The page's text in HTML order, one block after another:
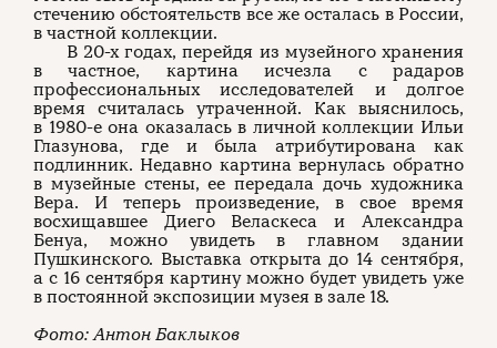
стечению обстоятельств все же осталась в России,
в частной коллекции.
В 20-х годах, перейдя из музейного хранения
в частное, картина исчезла с радаров
профессиональных исследователей и долгое
время считалась утраченной. Как выяснилось,
в 1980-е она оказалась в личной коллекции Ильи
Глазунова, где и была атрибутирована как
подлинник. Недавно картина вернулась обратно
в музейные стены, ее передала дочь художника
Вера. И теперь произведение, в свое время
восхищавшее Диего Веласкеса и Александра
Бенуа, можно увидеть в главном здании
Пушкинского. Выставка открыта до 14 сентября,
а с 16 сентября картину можно будет увидеть уже
в постоянной экспозиции музея в зале 18.
Фото: Антон Баклыков